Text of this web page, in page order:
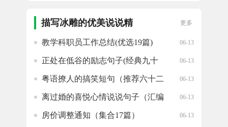
描写冰雕的优美说说精
选
更多
教学科职员工作总结(优选19篇) 06-13
正处在低谷的励志句子(经典九十
06-13
粤语撩人的搞笑短句（推荐六十二
06-13
离过婚的喜悦心情说说句子（汇编
06-13
房价调整通知（集合17篇） 06-13